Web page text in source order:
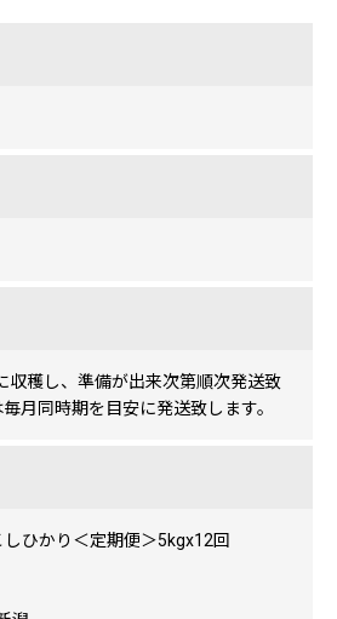
収穫し、準備が出来次第順次発送致
月同時期を目安に発送致します。
ひかり＜定期便＞5kgx12回